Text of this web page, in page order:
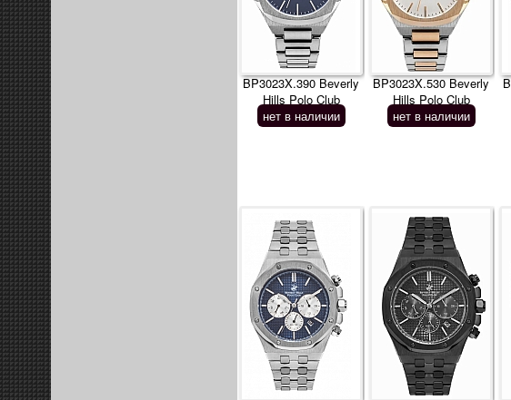
BP3023X.390 Beverly
Hills Polo Club
нет в наличии
BP3023X.530 Beverly
Hills Polo Club
нет в наличии